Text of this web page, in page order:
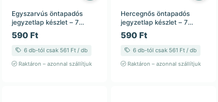
Egyszarvús öntapadós
jegyzetlap készlet – 7
tömb, 25 lap/tömb
590 Ft
6 db-tól csak 561 Ft / db
Raktáron – azonnal szállítjuk
Hercegnős öntapadós
jegyzetlap készlet – 7
tömb, 25 lap/tömb
590 Ft
6 db-tól csak 561 Ft / db
Raktáron – azonnal szállítjuk